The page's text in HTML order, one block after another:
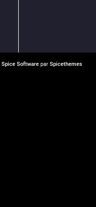
Spice Softwarepar Spicethemes